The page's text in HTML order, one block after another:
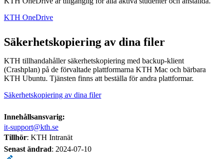
KTH OneDrive
Säkerhetskopiering av dina filer
KTH tillhandahåller säkerhetskopiering med backup-klient
(Crashplan) på de förvaltade plattformarna KTH Mac och bärbara
KTH Ubuntu. Tjänsten finns att beställa för andra plattformar.
Säkerhetskopiering av dina filer
Innehållsansvarig:
it-support@kth.se
Tillhör: KTH Intranät
Senast ändrad: 2024-07-10